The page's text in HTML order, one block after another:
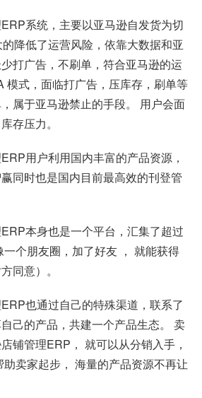
系统，主要以亚马逊自发货为切
降低了运营风险，依靠大数据和亚
打广告，不刷单，符合亚马逊的运
模式，面临打广告，压库存，刷单等
属于亚马逊禁止的手段。 用户会面
存压力。
用户利用国内丰富的产品资源，
同时也是国内目前最高效的刊登管
本身也是一个平台，汇集了超过
个朋友圈，加了好友 ， 就能获得
同意）。
也通过自己的特殊渠道，联系了
己的产品，共建一个产品生态。 卖
铺管理ERP， 就可以从分销入手，
卖家起步， 海量的产品资源不再让